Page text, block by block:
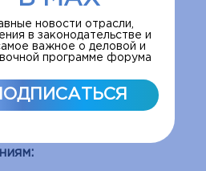
всем сотрудникам
в силу
необходимости будут
подготовки
и являются
аккредитации.
новости отрасли,
в законодательстве и
важное о деловой и
программе форума